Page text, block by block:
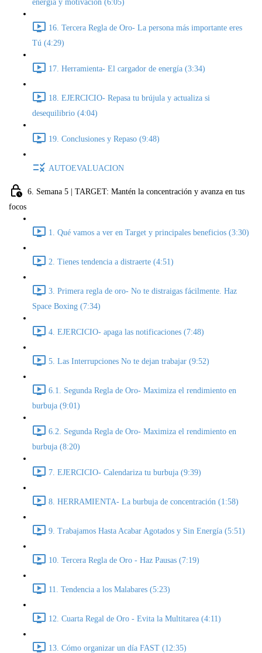
energía y motivación (6:05)
16. Tercera Regla de Oro- La persona más importante eres
Tú (4:29)
17. Herramienta- El cargador de energía (3:34)
18. EJERCICIO- Repasa tu brújula y actualiza si
desequilibrio (4:04)
19. Conclusiones y Repaso (9:48)
AUTOEVALUACION
6. Semana 5 | TARGET: Mantén la concentración y avanza en tus
focos
1. Qué vamos a ver en Target y principales beneficios (3:30)
2. Tienes tendencia a distraerte (4:51)
3. Primera regla de oro- No te distraigas fácilmente. Haz
Space Boxing (7:34)
4. EJERCICIO- apaga las notificaciones (7:48)
5. Las Interrupciones No te dejan trabajar (9:52)
6.1. Segunda Regla de Oro- Maximiza el rendimiento en
burbuja (9:01)
6.2. Segunda Regla de Oro- Maximiza el rendimiento en
burbuja (8:20)
7. EJERCICIO- Calendariza tu burbuja (9:39)
8. HERRAMIENTA- La burbuja de concentración (1:58)
9. Trabajamos Hasta Acabar Agotados y Sin Energía (5:51)
10. Tercera Regla de Oro - Haz Pausas (7:19)
11. Tendencia a los Malabares (5:23)
12. Cuarta Regal de Oro - Evita la Multitarea (4:11)
13. Cómo organizar un día FAST (12:35)